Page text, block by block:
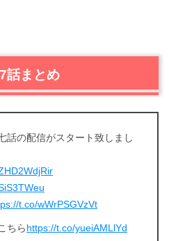
話まとめ
話の配信がスタート致しまし
t.co/wWrPSGVzVt
ちらhttps://t.co/yueiAMLlYd